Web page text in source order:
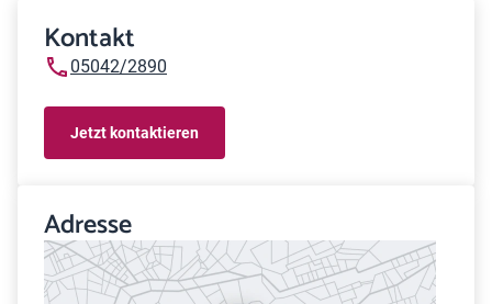
Kontakt
05042/2890
Jetzt kontaktieren
Adresse